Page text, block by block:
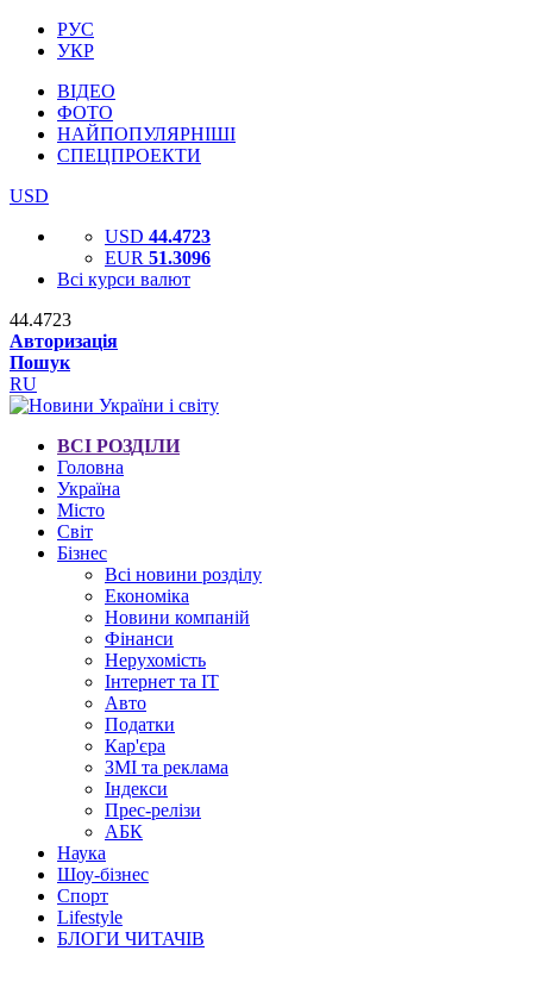
РУС
УКР
ВІДЕО
ФОТО
НАЙПОПУЛЯРНІШІ
СПЕЦПРОЕКТИ
USD
USD 44.4723
EUR 51.3096
Всі курси валют
44.4723
Авторизація
Пошук
RU
ВСІ РОЗДІЛИ
Головна
Україна
Місто
Світ
Бізнес
Всі новини розділу
Економіка
Новини компаній
Фінанси
Нерухомість
Інтернет та IT
Авто
Податки
Кар'єра
ЗМІ та реклама
Індекси
Прес-релізи
АБК
Наука
Шоу-бізнес
Спорт
Lifestyle
БЛОГИ ЧИТАЧІВ